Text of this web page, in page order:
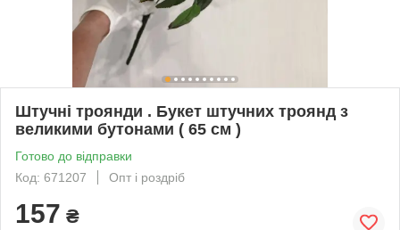
Штучні троянди . Букет штучних троянд з
великими бутонами ( 65 см )
Готово до відправки
Код: 671207
Опт і роздріб
157 ₴